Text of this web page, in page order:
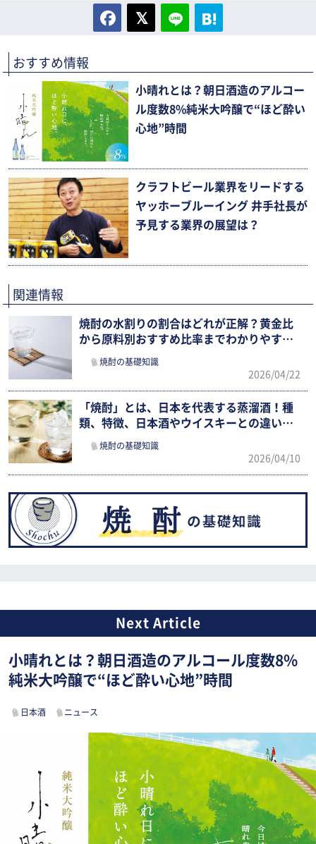
おすすめ情報
小晴れとは？朝日酒造のアルコー
ル度数8%純米大吟醸で“ほど酔い
心地”時間
クラフトビール業界をリードする
ヤッホーブルーイング 井手社長が
予見する業界の展望は？
関連情報
焼酎の水割りの割合はどれが正解？黄金比
から原料別おすすめ比率までわかりやすく
焼酎の基礎知識
2026/04/22
「焼酎」とは、日本を代表する蒸溜酒！種
類、特徴、日本酒やウイスキーとの違いま
焼酎の基礎知識
2026/04/10
小晴れとは？朝日酒造のアルコール度数8%
純米大吟醸で“ほど酔い心地”時間
日本酒 ニュース